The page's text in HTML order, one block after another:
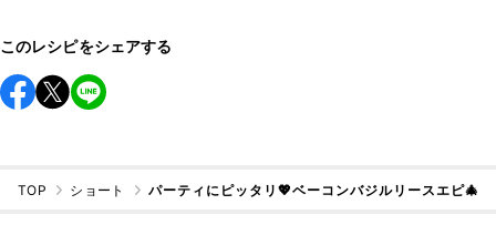
このレシピをシェアする
TOP ショート パーティにピッタリ💖ベーコンバジルリースエピ🎄